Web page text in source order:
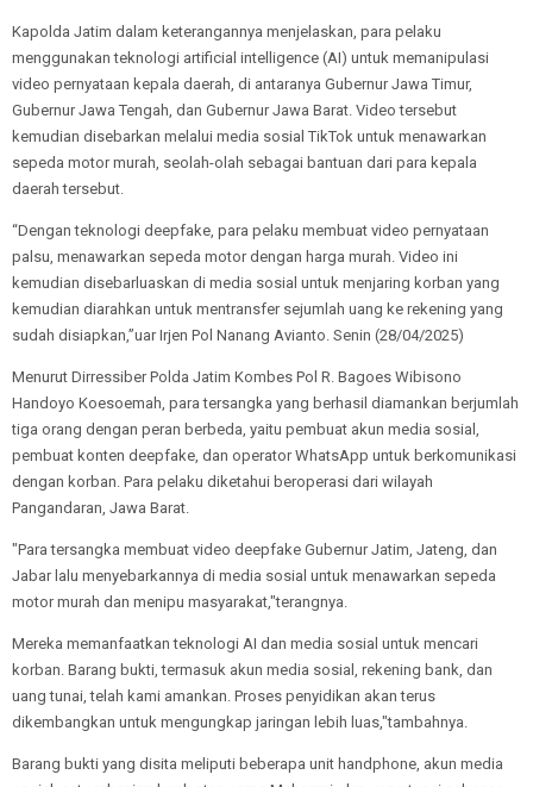
Kapolda Jatim dalam keterangannya menjelaskan, para pelaku
menggunakan teknologi artificial intelligence (AI) untuk memanipulasi
video pernyataan kepala daerah, di antaranya Gubernur Jawa Timur,
Gubernur Jawa Tengah, dan Gubernur Jawa Barat. Video tersebut
kemudian disebarkan melalui media sosial TikTok untuk menawarkan
sepeda motor murah, seolah-olah sebagai bantuan dari para kepala
daerah tersebut.
“Dengan teknologi deepfake, para pelaku membuat video pernyataan
palsu, menawarkan sepeda motor dengan harga murah. Video ini
kemudian disebarluaskan di media sosial untuk menjaring korban yang
kemudian diarahkan untuk mentransfer sejumlah uang ke rekening yang
sudah disiapkan,”uar Irjen Pol Nanang Avianto. Senin (28/04/2025)
Menurut Dirressiber Polda Jatim Kombes Pol R. Bagoes Wibisono
Handoyo Koesoemah, para tersangka yang berhasil diamankan berjumlah
tiga orang dengan peran berbeda, yaitu pembuat akun media sosial,
pembuat konten deepfake, dan operator WhatsApp untuk berkomunikasi
dengan korban. Para pelaku diketahui beroperasi dari wilayah
Pangandaran, Jawa Barat.
"Para tersangka membuat video deepfake Gubernur Jatim, Jateng, dan
Jabar lalu menyebarkannya di media sosial untuk menawarkan sepeda
motor murah dan menipu masyarakat,"terangnya.
Mereka memanfaatkan teknologi AI dan media sosial untuk mencari
korban. Barang bukti, termasuk akun media sosial, rekening bank, dan
uang tunai, telah kami amankan. Proses penyidikan akan terus
dikembangkan untuk mengungkap jaringan lebih luas,"tambahnya.
Barang bukti yang disita meliputi beberapa unit handphone, akun media